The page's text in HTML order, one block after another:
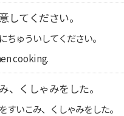
してください。
ゅういしてください。
cooking.
、くしゃみをした。
いこみ、くしゃみをした。